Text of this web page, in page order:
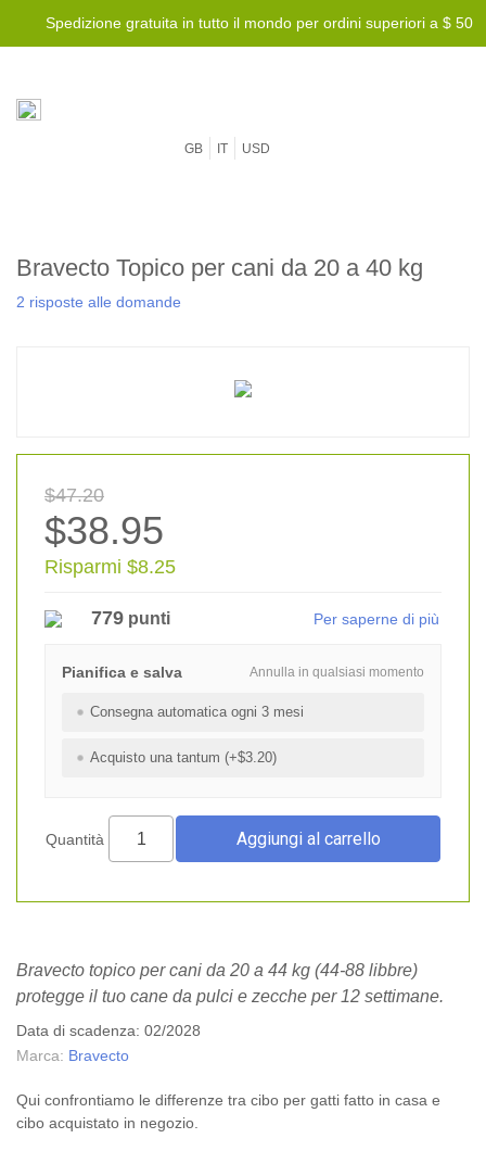
Spedizione gratuita in tutto il mondo per ordini superiori a $ 50
GB IT USD
Bravecto Topico per cani da 20 a 40 kg
2 risposte alle domande
$47.20
$38.95
Risparmi $8.25
779 punti Per saperne di più
Annulla in qualsiasi momento
Pianifica e salva
Consegna automatica ogni 3 mesi
Acquisto una tantum (+$3.20)
Quantità
Bravecto topico per cani da 20 a 44 kg (44-88 libbre)
protegge il tuo cane da pulci e zecche per 12 settimane.
Data di scadenza: 02/2028
Marca: Bravecto
Qui confrontiamo le differenze tra cibo per gatti fatto in casa e
cibo acquistato in negozio.